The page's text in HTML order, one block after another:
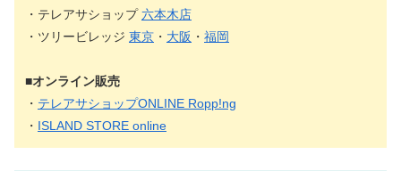
・テレアサショップ六本木店
・ツリービレッジ 東京 ・ 大阪 ・ 福岡
■オンライン販売
・ テレアサショップONLINE Ropp!ng
・ ISLAND STORE online